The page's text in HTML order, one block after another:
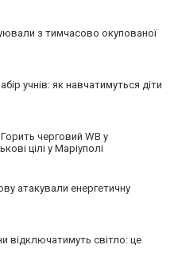
з тимчасово окупованої
учнів: як навчатимуться діти
черговий WB у
цілі у Маріуполі
атакували енергетичну
відключатимуть світло: це